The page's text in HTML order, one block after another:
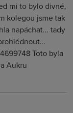
mi to bylo divné,
kolegou jsme tak
napáchat... tady
Toto byla
Aukru